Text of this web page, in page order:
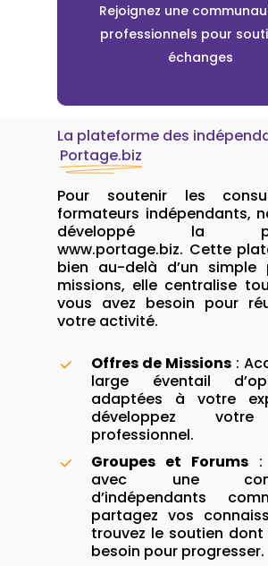
Rejoignez une
professionnels pour
échanges
La plateforme des
Portage.biz
Pour soutenir les
formateurs indépendants,
développé la
www.portage.biz. Cette
bien au-delà d’un simple
missions, elle centralise
vous avez besoin pour
votre activité.
Offres de Missions :
large éventail
adaptées à votre
développez
professionnel.
Groupes et Forums :
avec une
d’indépendants
partagez vos
trouvez le soutien dont
besoin pour progresser.